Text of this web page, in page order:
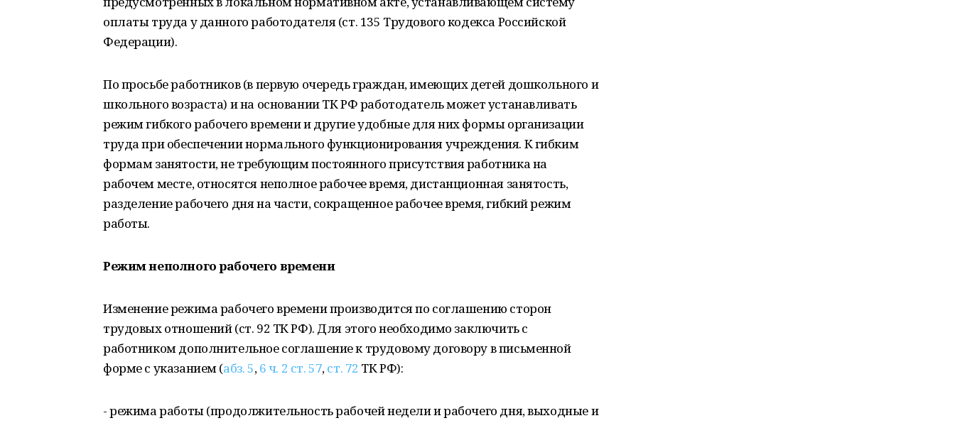
оплаты труда у данного работодателя (ст. 135 Трудового кодекса Российской
Федерации).
По просьбе работников (в первую очередь граждан, имеющих детей дошкольного и
школьного возраста) и на основании ТК РФ работодатель может устанавливать
режим гибкого рабочего времени и другие удобные для них формы организации
труда при обеспечении нормального функционирования учреждения. К гибким
формам занятости, не требующим постоянного присутствия работника на
рабочем месте, относятся неполное рабочее время, дистанционная занятость,
разделение рабочего дня на части, сокращенное рабочее время, гибкий режим
работы.
Режим неполного рабочего времени
Изменение режима рабочего времени производится по соглашению сторон
трудовых отношений (ст. 92 ТК РФ). Для этого необходимо заключить с
работником дополнительное соглашение к трудовому договору в письменной
форме с указанием (абз. 5,6 ч. 2 ст. 57,ст. 72 ТК РФ):
- режима работы (продолжительность рабочей недели и рабочего дня, выходные и